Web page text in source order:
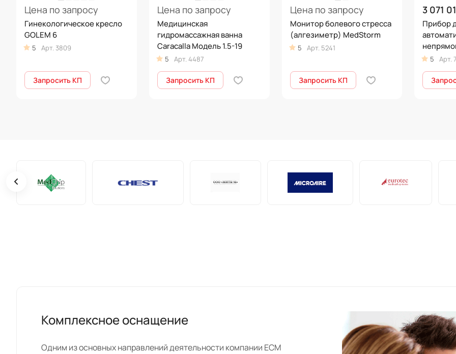
Цена по запросу
Гинекологическое кресло
GOLEM 6
5 Арт. 3809
Запросить КП
Цена по запросу
Медицинская
гидромассажная ванна
Caracalla Модель 1.5-19
5 Арт. 4487
Запросить КП
Цена по запросу
Монитор болевого стресса
(алгезиметр) MedStorm
5 Арт. 5241
Запросить КП
3 071
Прибор
CORPULS
5 Арт.
Комплексное оснащение
Одним из основных направлений деятельности компании ЕСМ